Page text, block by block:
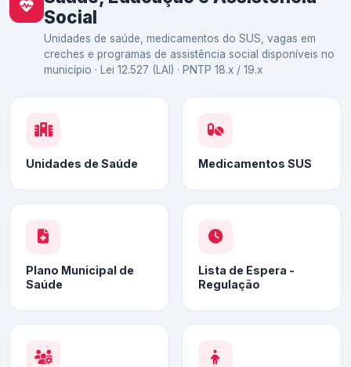
Social
Unidades de saúde, medicamentos do SUS, vagas em
creches e programas de assistência social disponíveis no
município · Lei 12.527 (LAI) · PNTP 18.x / 19.x
Unidades de Saúde Medicamentos SUS
Plano Municipal de
Saúde
Lista de Espera -
Regulação